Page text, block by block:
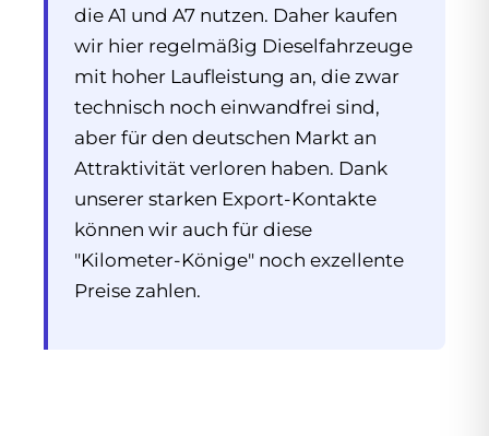
die A1 und A7 nutzen. Daher kaufen
wir hier regelmäßig Dieselfahrzeuge
mit hoher Laufleistung an, die zwar
technisch noch einwandfrei sind,
aber für den deutschen Markt an
Attraktivität verloren haben. Dank
unserer starken Export-Kontakte
können wir auch für diese
"Kilometer-Könige" noch exzellente
Preise zahlen.